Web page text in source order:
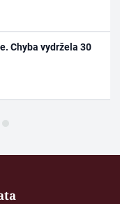
Chyba vydržela 30